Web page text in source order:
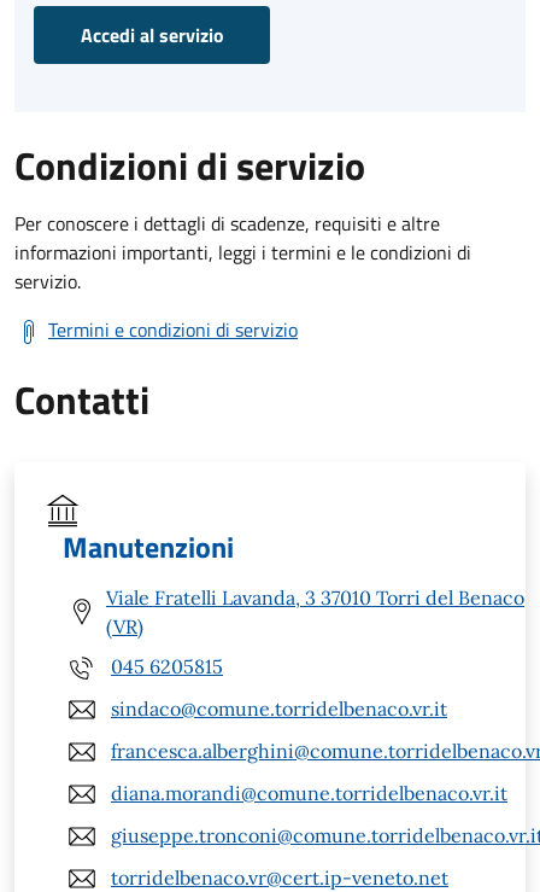
Accedi al servizio
Condizioni di servizio
Per conoscere i dettagli di scadenze, requisiti e altre
informazioni importanti, leggi i termini e le condizioni di
servizio.
Termini e condizioni di servizio
Contatti
Manutenzioni
Viale Fratelli Lavanda, 3 37010 Torri del Benaco
(VR)
045 6205815
sindaco@comune.torridelbenaco.vr.it
diana.morandi@comune.torridelbenaco.vr.it
torridelbenaco.vr@cert.ip-veneto.net